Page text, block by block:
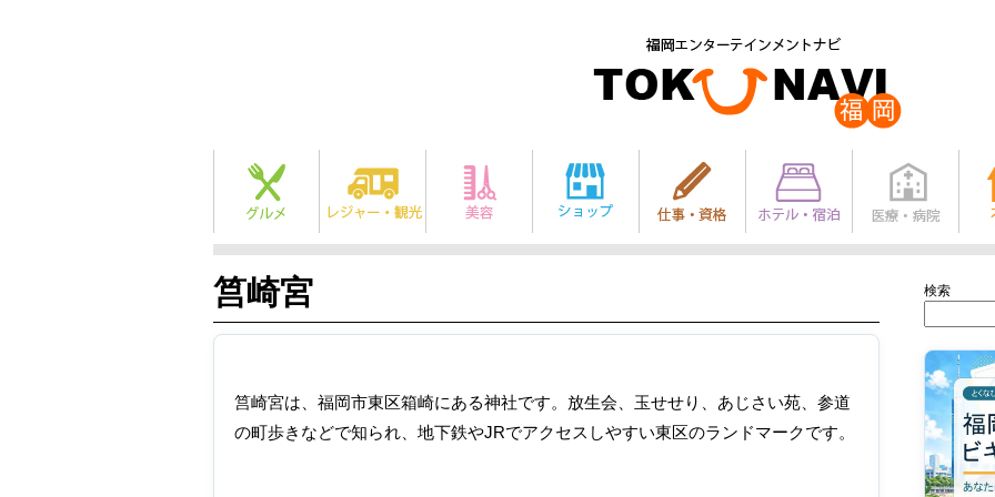
筥崎宮
筥崎宮は、福岡市東区箱崎にある神社です。放生会、玉せせり、あじさい苑、参道
の町歩きなどで知られ、地下鉄やJRでアクセスしやすい東区のランドマークです。
検索